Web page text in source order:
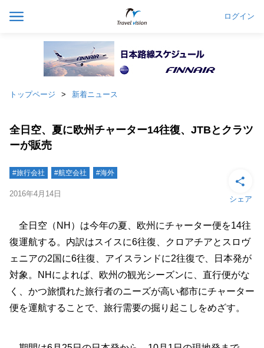
ログイン
トップページ 新着ニュース
全日空、夏に欧州チャーター14往復、JTBとクラツ
ーが販売
#旅行会社 #航空会社 #海外
2016年4月14日
シェア
全日空（NH）は今年の夏、欧州にチャーター便を14往
復運航する。内訳はスイスに6往復、クロアチアとスロヴ
ェニアの2国に6往復、アイスランドに2往復で、日本発が
対象。NHによれば、欧州の観光シーズンに、直行便がな
く、かつ旅慣れた旅行者のニーズが高い都市にチャーター
便を運航することで、旅行需要の掘り起こしをめざす。